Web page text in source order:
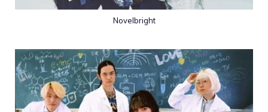
Novelbright